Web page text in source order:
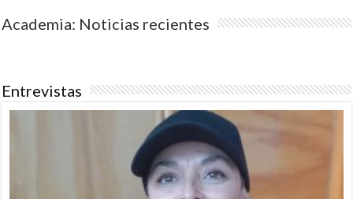
Academia: Noticias recientes
Entrevistas